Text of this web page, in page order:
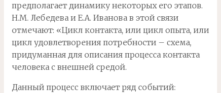
предполагает динамику некоторых его этапов.
Н.М. Лебедева и Е.А. Иванова в этой связи
отмечают: «Цикл контакта, или цикл опыта, или
цикл удовлетворения потребности – схема,
придуманная для описания процесса контакта
человека с внешней средой.
Данный процесс включает ряд событий: